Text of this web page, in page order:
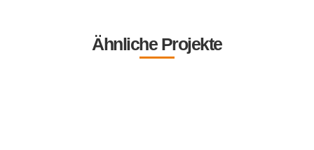
Ähnliche Projekte